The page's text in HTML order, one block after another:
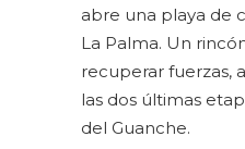
abre una playa de
La Palma. Un
recuperar fuerzas,
las dos últimas
del Guanche.